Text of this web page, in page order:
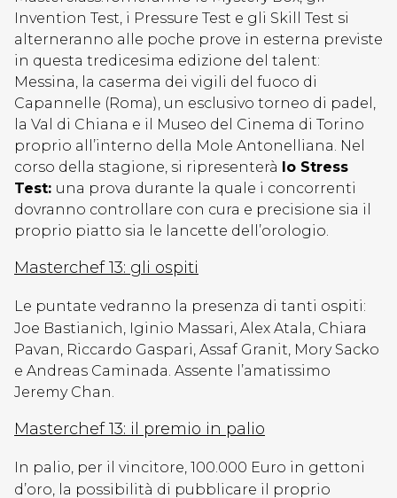
Invention Test, i Pressure Test e gli Skill Test si
alterneranno alle poche prove in esterna previste
in questa tredicesima edizione del talent:
Messina, la caserma dei vigili del fuoco di
Capannelle (Roma), un esclusivo torneo di padel,
la Val di Chiana e il Museo del Cinema di Torino
proprio all’interno della Mole Antonelliana. Nel
corso della stagione, si ripresenterà lo Stress
Test: una prova durante la quale i concorrenti
dovranno controllare con cura e precisione sia il
proprio piatto sia le lancette dell’orologio.
Masterchef 13: gli ospiti
Le puntate vedranno la presenza di tanti ospiti:
Joe Bastianich, Iginio Massari, Alex Atala, Chiara
Pavan, Riccardo Gaspari, Assaf Granit, Mory Sacko
e Andreas Caminada. Assente l’amatissimo
Jeremy Chan.
Masterchef 13: il premio in palio
In palio, per il vincitore, 100.000 Euro in gettoni
d’oro, la possibilità di pubblicare il proprio